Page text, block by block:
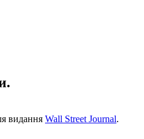
видання Wall Street Journal.